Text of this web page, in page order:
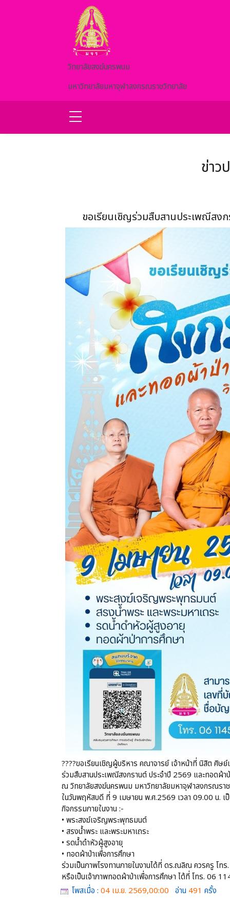
วิทยาลัยสงฆ์นครพนม
มหาวิทยาลัยมหาจุฬาลงกรณราชวิทยาลัย
ข่าว
ขอเรียนเชิญร่วมสืบสานประเพณีสง
????ขอเรียนเชิญผู้บริหาร คณาจารย์ เจ้าหน้าที่ นิสิต ศิษย์
ร่วมสืบสานประเพณีสงกรานต์ ประจำปี 2569 และทอดผ้า
ณ วิทยาลัยสงฆ์นครพนม มหาวิทยาลัยมหาจุฬาลงกรณรา
ในวันพฤหัสบดี ที่ 9 เมษายน พ.ศ.2569 เวลา 09.00 น. เ
กิจกรรมภายในงาน :-
• พระสงฆ์เจริญพระพุทธมนต์
• สรงน้ำพระ และพระมหาเถระ
• รดน้ำดำหัวผู้สูงอายุ
• ทอดผ้าป่าเพื่อการศึกษา
ร่วมเป็นภาพโรงทานภายในงานได้ที่ ดร.ณลิณ ควรครู โ
หรือเป็นเจ้าภาพทอดผ้าป่าเพื่อการศึกษา ได้ที่ โทร. 06
โพสเมื่อ : 04 เม.ย. 2569,00:00 อ่าน 491 ครั้ง